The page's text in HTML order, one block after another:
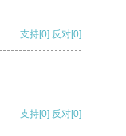
支持[0] 反对[0]
支持[0] 反对[0]